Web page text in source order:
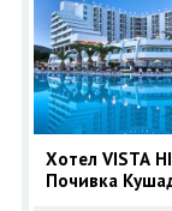
Хотел VISTA
Почивка